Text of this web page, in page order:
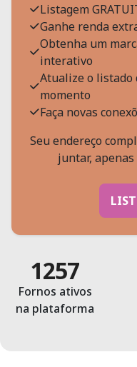
Listagem
Ganhe renda
Obtenha um
interativo
Atualize o listado
momento
Faça novas
Seu endereço
juntar, apenas
1257
Fornos ativos
na plataforma